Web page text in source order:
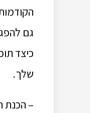
גם
כיצד
שלך.
– הכנת